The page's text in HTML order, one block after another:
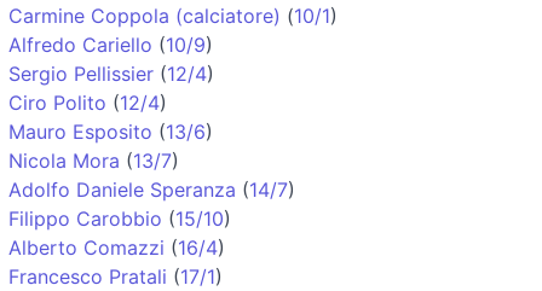
Carmine Coppola (calciatore) (10/1)
Alfredo Cariello (10/9)
Sergio Pellissier (12/4)
Ciro Polito (12/4)
Mauro Esposito (13/6)
Nicola Mora (13/7)
Adolfo Daniele Speranza (14/7)
Filippo Carobbio (15/10)
Alberto Comazzi (16/4)
Francesco Pratali (17/1)